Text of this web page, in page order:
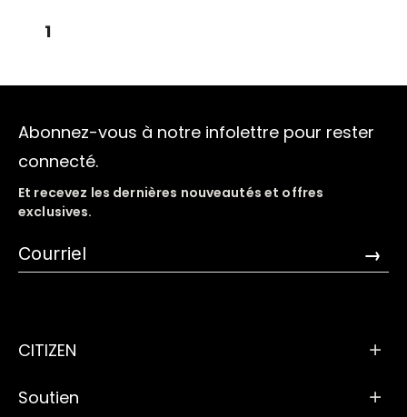
1
Abonnez-vous à notre infolettre pour rester
connecté.
Et recevez les dernières nouveautés et offres
exclusives.
→
CITIZEN
Soutien